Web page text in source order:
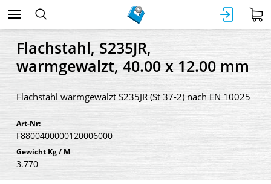
Flachstahl, S235JR,
warmgewalzt, 40.00 x 12.00 mm
Flachstahl warmgewalzt S235JR (St 37-2) nach EN 10025
Art-Nr:
F8800400000120006000
Gewicht Kg / M
3.770